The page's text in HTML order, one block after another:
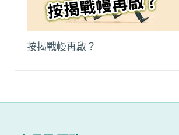
按揭戰幔再啟？